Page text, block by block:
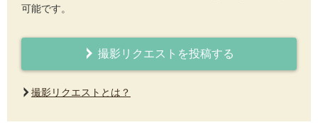
可能です。
撮影リクエストを投稿する
撮影リクエストとは？